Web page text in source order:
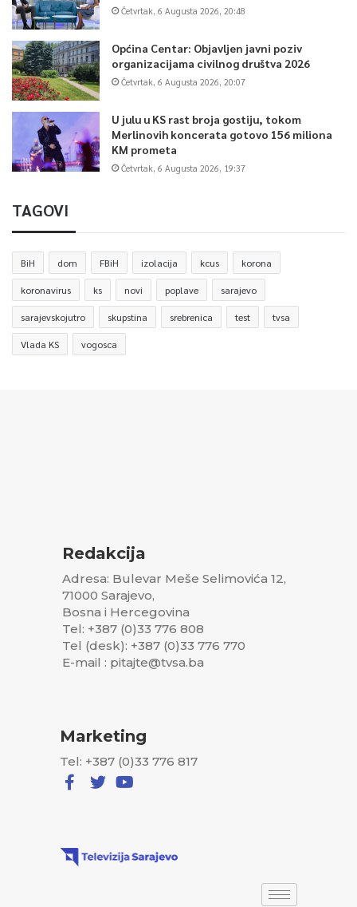
Četvrtak, 6 Augusta 2026, 20:48
Općina Centar: Objavljen javni poziv
organizacijama civilnog društva 2026
Četvrtak, 6 Augusta 2026, 20:07
U julu u KS rast broja gostiju, tokom
Merlinovih koncerata gotovo 156 miliona
KM prometa
Četvrtak, 6 Augusta 2026, 19:37
TAGOVI
BiH dom FBiH izolacija kcus korona
koronavirus ks novi poplave sarajevo
sarajevskojutro skupstina srebrenica test tvsa
Vlada KS vogosca
Redakcija
Adresa: Bulevar Meše Selimovića 12,
71000 Sarajevo,
Bosna i Hercegovina
Tel: +387 (0)33 776 808
Tel (desk): +387 (0)33 776 770
E-mail : pitajte@tvsa.ba
Marketing
Tel: +387 (0)33 776 817